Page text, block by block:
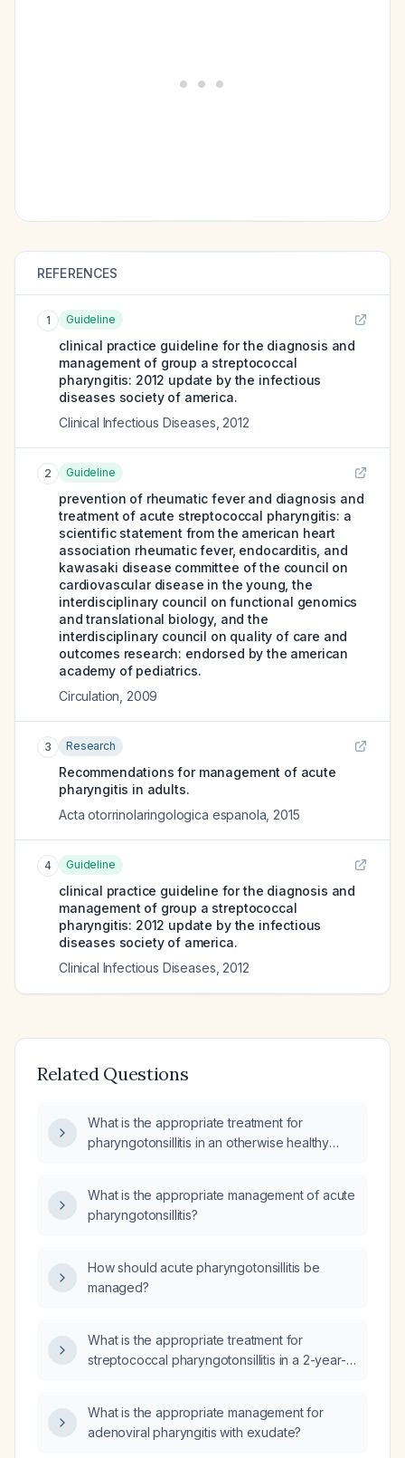
REFERENCES
1 Guideline
clinical practice guideline for the diagnosis and
management of group a streptococcal
pharyngitis: 2012 update by the infectious
diseases society of america.
Clinical Infectious Diseases 2012
2 Guideline
prevention of rheumatic fever and diagnosis and
treatment of acute streptococcal pharyngitis: a
scientific statement from the american heart
association rheumatic fever, endocarditis, and
kawasaki disease committee of the council on
cardiovascular disease in the young, the
interdisciplinary council on functional genomics
and translational biology, and the
interdisciplinary council on quality of care and
outcomes research: endorsed by the american
academy of pediatrics.
Circulation 2009
3 Research
Recommendations for management of acute
pharyngitis in adults.
Acta otorrinolaringologica espanola 2015
4 Guideline
clinical practice guideline for the diagnosis and
management of group a streptococcal
pharyngitis: 2012 update by the infectious
diseases society of america.
Clinical Infectious Diseases 2012
Related Questions
What is the appropriate treatment for
pharyngotonsillitis in an otherwise healthy
What is the appropriate management of acute
pharyngotonsillitis?
How should acute pharyngotonsillitis be
managed?
What is the appropriate treatment for
streptococcal pharyngotonsillitis in a 2-year-
What is the appropriate management for
adenoviral pharyngitis with exudate?